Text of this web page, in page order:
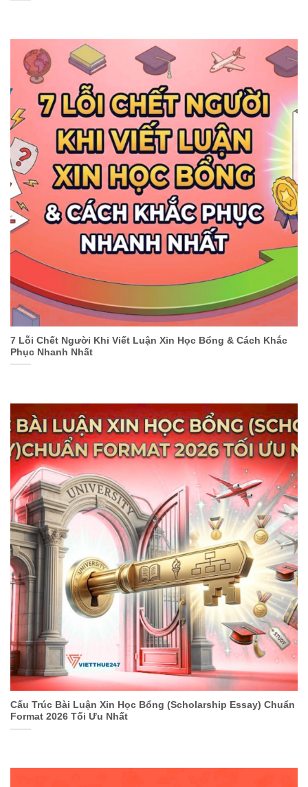
7 Lỗi Chết Người Khi Viết Luận Xin Học Bổng & Cách Khắc
Phục Nhanh Nhất
Cấu Trúc Bài Luận Xin Học Bổng (Scholarship Essay) Chuẩn
Format 2026 Tối Ưu Nhất